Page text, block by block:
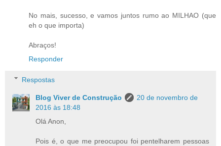
No mais, sucesso, e vamos juntos rumo ao MILHAO (que
eh o que importa)
Abraços!
Responder
Respostas
Blog Viver de Construção
20 de novembro de
2016 às 18:48
Olá Anon,
Pois é, o que me preocupou foi pentelharem pessoas